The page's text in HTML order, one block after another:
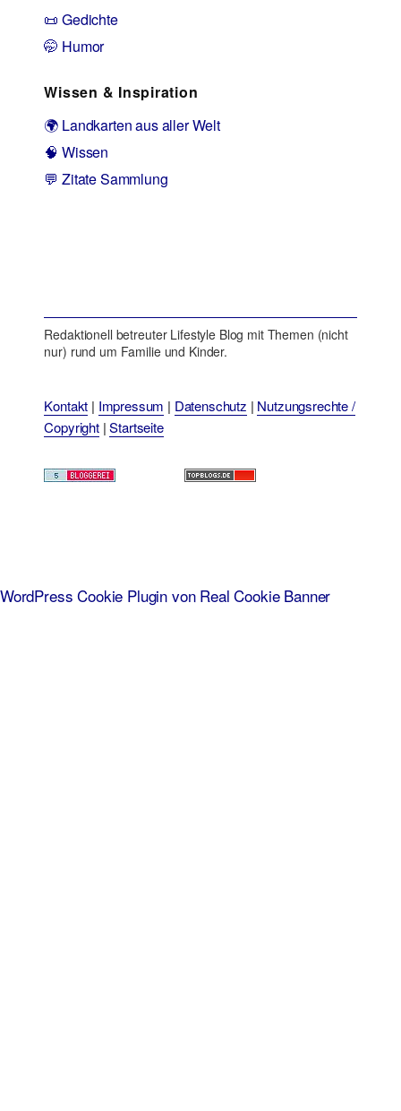
📜 Gedichte
🤭 Humor
Wissen & Inspiration
🌍 Landkarten aus aller Welt
🧠 Wissen
💬 Zitate Sammlung
Redaktionell betreuter Lifestyle Blog mit Themen (nicht
nur) rund um Familie und Kinder.
Kontakt | Impressum | Datenschutz | Nutzungsrechte /
Copyright|Startseite
WordPress Cookie Plugin von Real Cookie Banner